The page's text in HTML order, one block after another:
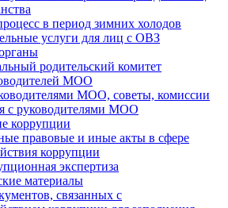
в период зимних холодов
услуги для лиц с ОВЗ
родительский комитет
МОО
МОО, советы, комиссии
с руководителями МОО
коррупции
правовые и иные акты в сфере
коррупции
экспертиза
материалы
связанных с